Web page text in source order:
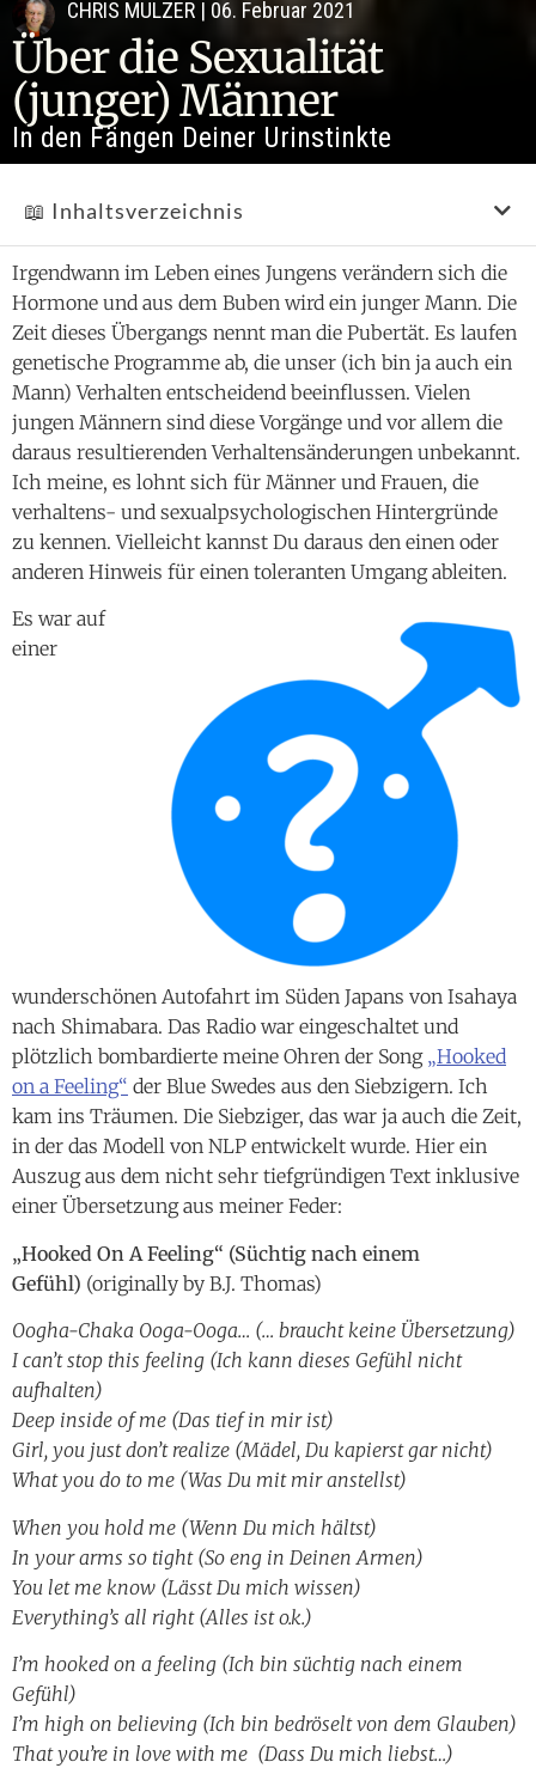
CHRIS MULZER | 06. Februar 2021
Über die Sexualität
(junger) Männer
In den Fängen Deiner Urinstinkte
Irgendwann im Leben eines Jungens verändern sich die
Hormone und aus dem Buben wird ein junger Mann. Die
Zeit dieses Übergangs nennt man die Pubertät. Es laufen
genetische Programme ab, die unser (ich bin ja auch ein
Mann) Verhalten entscheidend beeinflussen. Vielen
jungen Männern sind diese Vorgänge und vor allem die
daraus resultierenden Verhaltensänderungen unbekannt.
Ich meine, es lohnt sich für Männer und Frauen, die
verhaltens- und sexualpsychologischen Hintergründe
zu kennen. Vielleicht kannst Du daraus den einen oder
anderen Hinweis für einen toleranten Umgang ableiten.
Es war auf
einer
wunderschönen Autofahrt im Süden Japans von Isahaya
nach Shimabara. Das Radio war eingeschaltet und
plötzlich bombardierte meine Ohren der Song „Hooked
on a Feeling“ der Blue Swedes aus den Siebzigern. Ich
kam ins Träumen. Die Siebziger, das war ja auch die Zeit,
in der das Modell von NLP entwickelt wurde. Hier ein
Auszug aus dem nicht sehr tiefgründigen Text inklusive
einer Übersetzung aus meiner Feder:
„Hooked On A Feeling“ (Süchtig nach einem
Gefühl) (originally by B.J. Thomas)
Oogha-Chaka Ooga-Ooga… (… braucht keine Übersetzung)
I can’t stop this feeling (Ich kann dieses Gefühl nicht
aufhalten)
Deep inside of me (Das tief in mir ist)
Girl, you just don’t realize (Mädel, Du kapierst gar nicht)
What you do to me (Was Du mit mir anstellst)
When you hold me (Wenn Du mich hältst)
In your arms so tight (So eng in Deinen Armen)
You let me know (Lässt Du mich wissen)
Everything’s all right (Alles ist o.k.)
I’m hooked on a feeling (Ich bin süchtig nach einem
Gefühl)
I’m high on believing (Ich bin bedröselt von dem Glauben)
That you’re in love with me (Dass Du mich liebst…)
📖 Inhaltsverzeichnis